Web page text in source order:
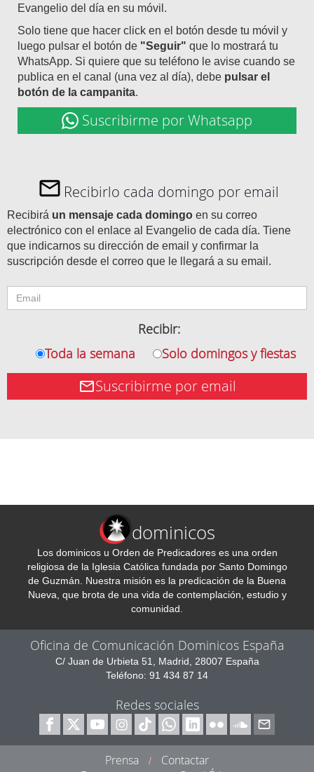
Evangelio del día en su móvil.
Solo tiene que hacer click en el botón desde tu móvil y
luego pulsar el botón de "Seguir" que lo mostrará tu
WhatsApp. Si quiere que su teléfono le avise cuando se
publica en el canal (una vez al día), debe pulsar el
botón de la campanita.
Suscribirme por Whatsapp
Recibirlo cada domingo por email
Recibirá un mensaje cada domingo en su correo
electrónico con el enlace al Evangelio de cada día. Tiene
que indicarnos su dirección de email y confirmar la
suscripción desde el correo que le llegará a su email.
Recibir:
Toda la semana
Solo domingos y fiestas
Suscribirme por email
dominicos
Los dominicos u Orden de Predicadores es una orden
religiosa de la Iglesia Católica fundada por Santo Domingo
de Guzmán. Nuestra misión es la predicación de la Buena
Nueva, que brota de una vida de contemplación, estudio y
comunidad.
Oficina de Comunicación Dominicos España
C/ Juan de Urbieta 51, Madrid, 28007 España
Teléfono: 91 434 87 14
Redes sociales
Prensa /
Contactar